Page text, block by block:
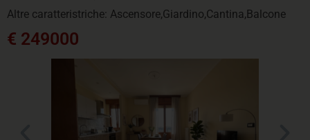
Altre caratteristriche: Ascensore,Giardino,Cantina,Balcone
€ 249000